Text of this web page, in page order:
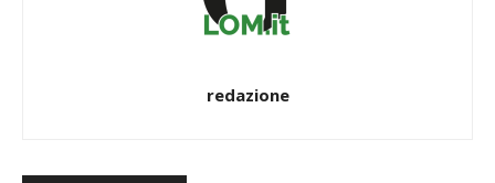
redazione